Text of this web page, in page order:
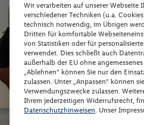
Wir verarbeiten auf unserer Webseite
verschiedener Techniken (u.a.
technisch notwendig, im Übrigen
Dritten für komfortable
von Statistiken oder für
verwendet. Dies schließt auch
außerhalb der EU ohne
„Ablehnen“ können Sie nur den
zulassen. Unter „Anpassen“ können
Verwendungszwecke zulassen.
Ihrem jederzeitigen Widerrufsrecht,
Datenschutzhinweisen . Unser